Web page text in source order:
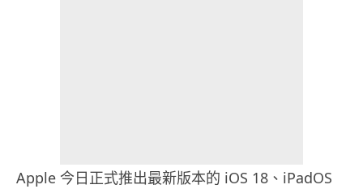
Apple 今日正式推出最新版本的 iOS 18、iPadOS